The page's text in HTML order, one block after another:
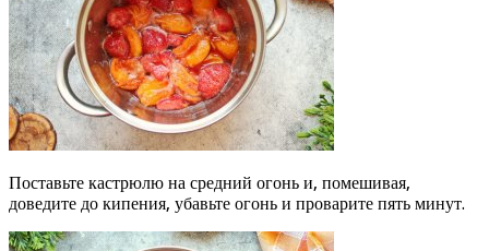
Поставьте кастрюлю на средний огонь и, помешивая,
доведите до кипения, убавьте огонь и проварите пять минут.